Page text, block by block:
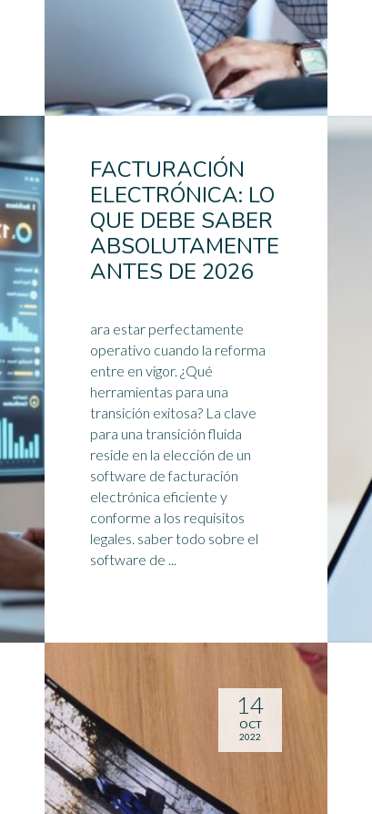
FACTURACIÓN
ELECTRÓNICA: LO
QUE DEBE SABER
ABSOLUTAMENTE
ANTES DE 2026
ara estar perfectamente
operativo cuando la reforma
entre en vigor. ¿Qué
herramientas para una
transición exitosa? La clave
para una transición fluida
reside en la elección de un
software de facturación
electrónica eficiente y
conforme a los requisitos
legales. saber todo sobre el
software de ...
14
OCT
2022